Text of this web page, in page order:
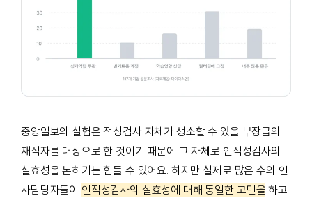
중앙일보의 실험은 적성검사 자체가 생소할 수 있을 부장급의
재직자를 대상으로 한 것이기 때문에 그 자체로 인적성검사의
실효성을 논하기는 힘들 수 있어요. 하지만 실제로 많은 수의 인
사담당자들이 인적성검사의 실효성에 대해 동일한 고민을 하고